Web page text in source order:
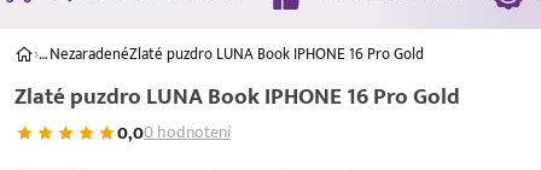
›…NezaradenéZlaté puzdro LUNA Book IPHONE 16 Pro Gold
Zlaté puzdro LUNA Book IPHONE 16 Pro Gold
0,00 hodnotení